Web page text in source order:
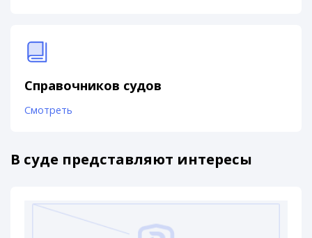
Справочников судов
Смотреть
В суде представляют интересы